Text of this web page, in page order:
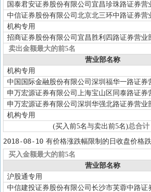
国泰君安证券股份有限公司宜昌珍珠路证券营
中信证券股份有限公司北京北三环中路证券营
机构专用
招商证券股份有限公司宜昌胜利四路证券营业
卖出金额最大的前5名
营业部名称
机构专用
中国国际金融股份有限公司深圳福华一路证券
申万宏源证券有限公司上海宝山区同泰路证券
申万宏源证券有限公司深圳华强北路证券营业
机构专用
(买入前5名与卖出前5名)总合计
2018-08-10 有价格涨跌幅限制的日收盘价格
买入金额最大的前5名
营业部名称
沪股通专用
中信建投证券股份有限公司长沙市芙蓉中路证